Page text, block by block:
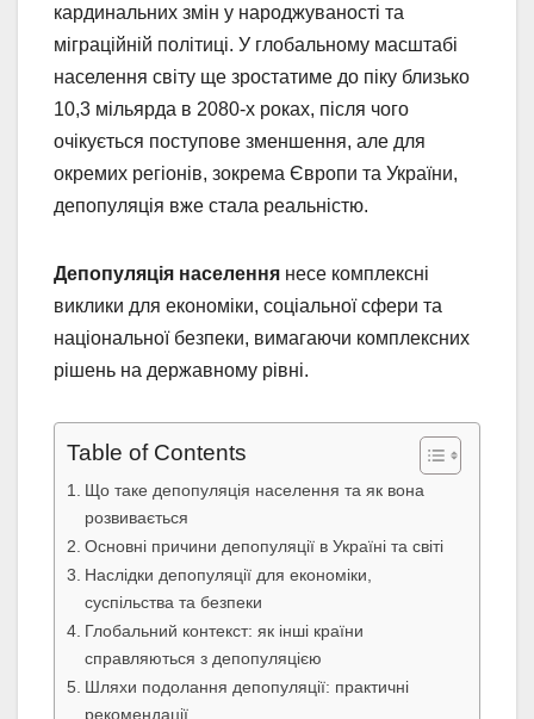
кардинальних змін у народжуваності та
міграційній політиці. У глобальному масштабі
населення світу ще зростатиме до піку близько
10,3 мільярда в 2080-х роках, після чого
очікується поступове зменшення, але для
окремих регіонів, зокрема Європи та України,
депопуляція вже стала реальністю.
Депопуляція населення несе комплексні
виклики для економіки, соціальної сфери та
національної безпеки, вимагаючи комплексних
рішень на державному рівні.
Table of Contents
Що таке депопуляція населення та як вона
розвивається
Основні причини депопуляції в Україні та світі
Наслідки депопуляції для економіки,
суспільства та безпеки
Глобальний контекст: як інші країни
справляються з депопуляцією
Шляхи подолання депопуляції: практичні
рекомендації